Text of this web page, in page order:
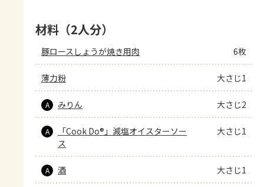
材料（2人分）
豚ロースしょうが焼き用肉 6枚
薄力粉 大さじ1
A みりん 大さじ2
A
「Cook Do®」減塩オイスターソー
ス
大さじ1
A 酒 大さじ1